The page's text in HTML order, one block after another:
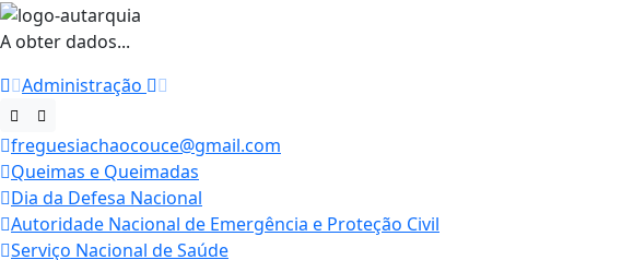
A obter dados...
Administração
freguesiachaocouce@gmail.com
Queimas e Queimadas
Dia da Defesa Nacional
Autoridade Nacional de Emergência e Proteção Civil
Serviço Nacional de Saúde